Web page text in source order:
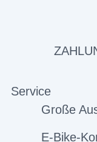
Service
Große
E-Bike-